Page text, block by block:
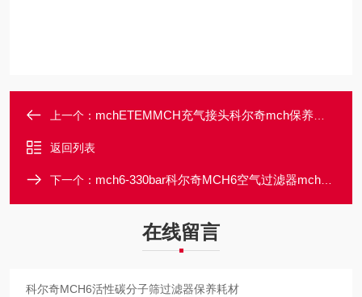
上一个： mchETEMMCH充气接头科尔奇mch保养耗材
返回列表
下一个： mch6-330bar科尔奇MCH6空气过滤器mch6保养耗材
在线留言